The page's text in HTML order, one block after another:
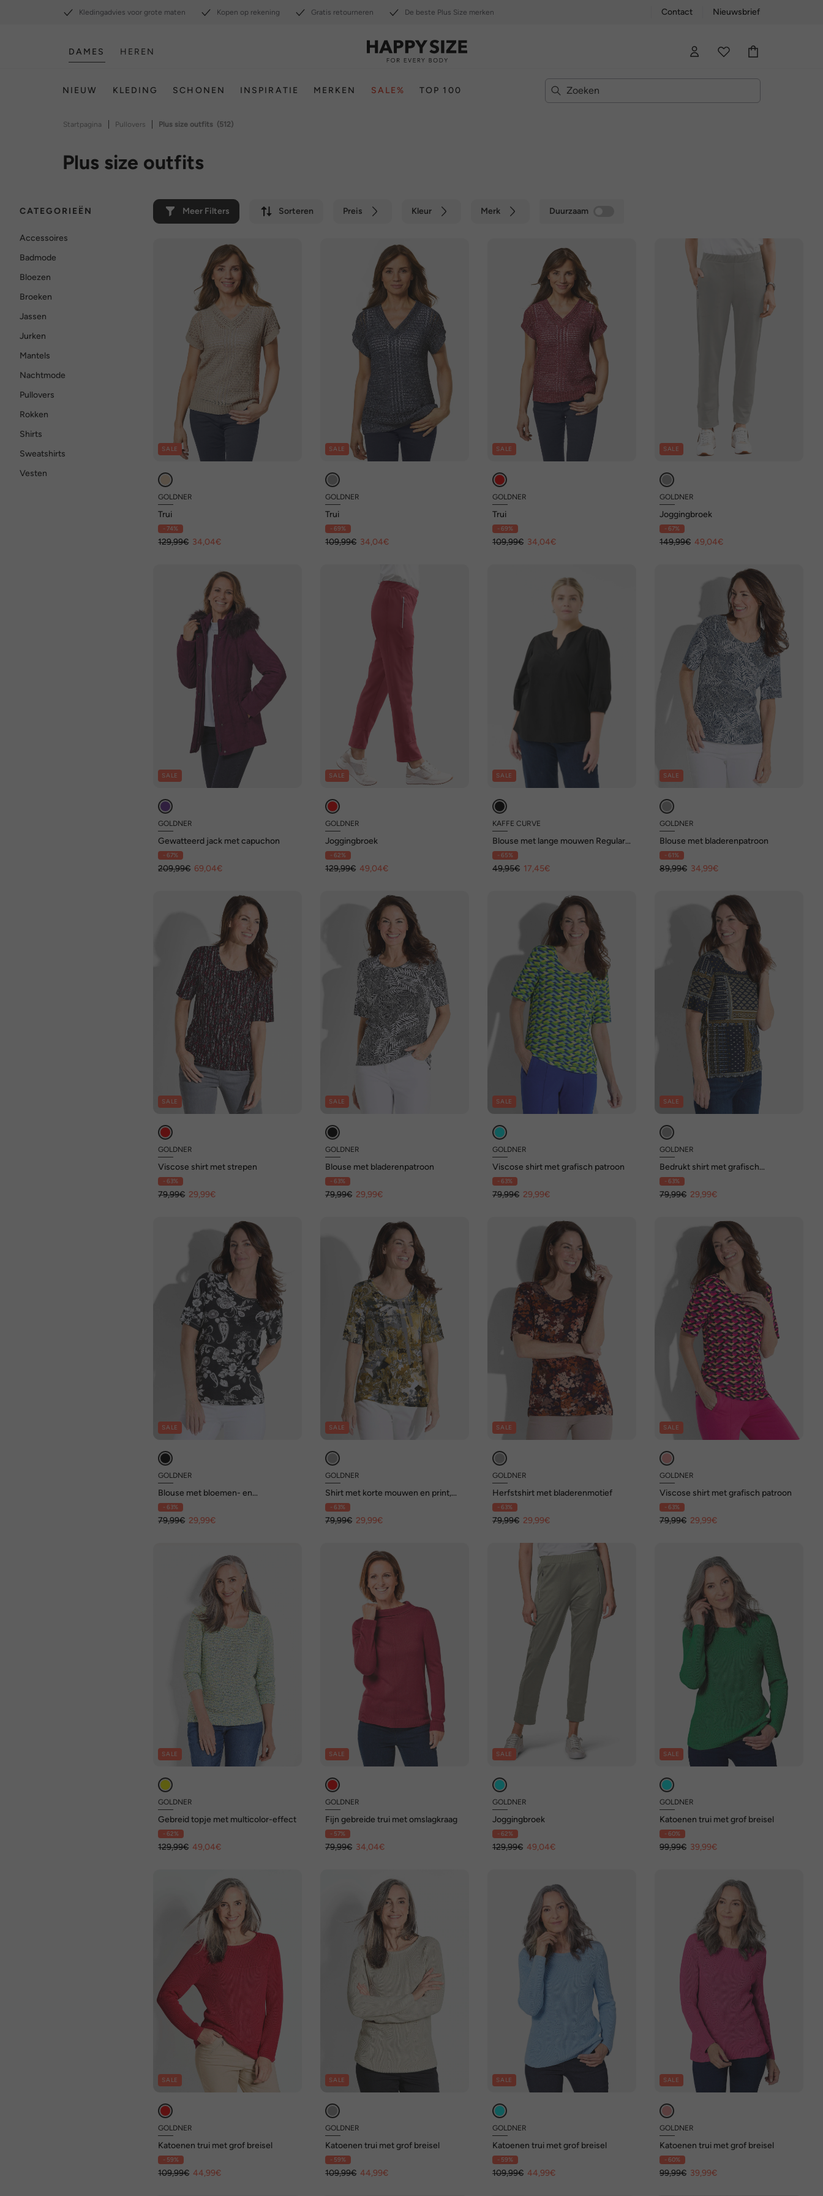
Kledingadvies voor grote maten Kopen op rekening Gratis retourneren De beste Plus Size merken Contact Nieuwsbrief
DAMES HEREN
NIEUW KLEDING SCHONEN INSPIRATIE MERKEN SALE% TOP 100
Startpagina | Pullovers | Plus size outfits (512)
Plus size outfits
CATEGORIEËN Meer Filters Sorteren Preis Kleur Merk Duurzaam
Accessoires
Badmode
Bloezen
Broeken
Jassen
Jurken
Mantels
Nachtmode
Pullovers
Rokken
Shirts
Sweatshirts
Vesten
SALE
GOLDNER
Trui
- 74%
129,99€ 34,04€
SALE
GOLDNER
Trui
- 69%
109,99€ 34,04€
SALE
GOLDNER
Trui
- 69%
109,99€ 34,04€
SALE
GOLDNER
Joggingbroek
- 67%
149,99€ 49,04€
SALE
GOLDNER
Gewatteerd jack met capuchon
- 67%
209,99€ 69,04€
SALE
GOLDNER
Joggingbroek
- 62%
129,99€ 49,04€
SALE
KAFFE CURVE
Blouse met lange mouwen Regular
fit- 65%
49,95€ 17,45€
SALE
GOLDNER
Blouse met bladerenpatroon
- 61%
89,99€ 34,99€
SALE
GOLDNER
Viscose shirt met strepen
- 63%
79,99€ 29,99€
SALE
GOLDNER
Blouse met bladerenpatroon
- 63%
79,99€ 29,99€
SALE
GOLDNER
Viscose shirt met grafisch patroon
- 63%
79,99€ 29,99€
SALE
GOLDNER
Bedrukt shirt met grafisch
patchworkpatroon
- 63%
79,99€ 29,99€
SALE
GOLDNER
Blouse met bloemen- en
paisleypatroon
- 63%
79,99€ 29,99€
SALE
GOLDNER
Shirt met korte mouwen en print,
grafisch paisley
- 63%
79,99€ 29,99€
SALE
GOLDNER
Herfstshirt met bladerenmotief
- 63%
79,99€ 29,99€
SALE
GOLDNER
Viscose shirt met grafisch patroon
- 63%
79,99€ 29,99€
SALE
GOLDNER
Gebreid topje met multicolor-effect
- 62%
129,99€ 49,04€
SALE
GOLDNER
Fijn gebreide trui met omslagkraag
- 57%
79,99€ 34,04€
SALE
GOLDNER
Joggingbroek
- 62%
129,99€ 49,04€
SALE
GOLDNER
Katoenen trui met grof breisel
- 60%
99,99€ 39,99€
SALE
GOLDNER
Katoenen trui met grof breisel
- 59%
109,99€ 44,99€
SALE
GOLDNER
Katoenen trui met grof breisel
- 59%
109,99€ 44,99€
SALE
GOLDNER
Katoenen trui met grof breisel
- 59%
109,99€ 44,99€
SALE
GOLDNER
Katoenen trui met grof breisel
- 60%
99,99€ 39,99€